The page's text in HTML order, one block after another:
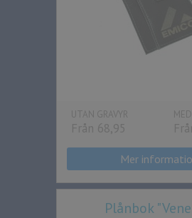
UTAN GRAVYR
Från 68,95
Mer
Plånbok